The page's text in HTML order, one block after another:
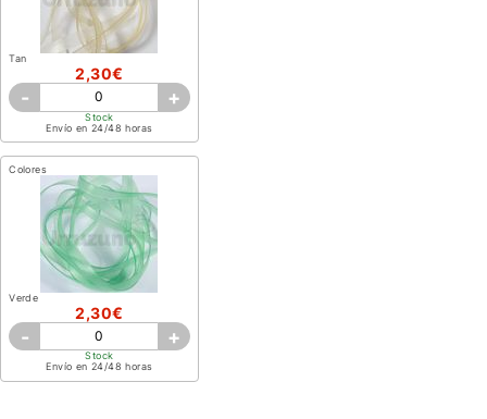
Tan
2,30€
- +
Stock
Envío en 24/48 horas
Colores
Verde
2,30€
- +
Stock
Envío en 24/48 horas